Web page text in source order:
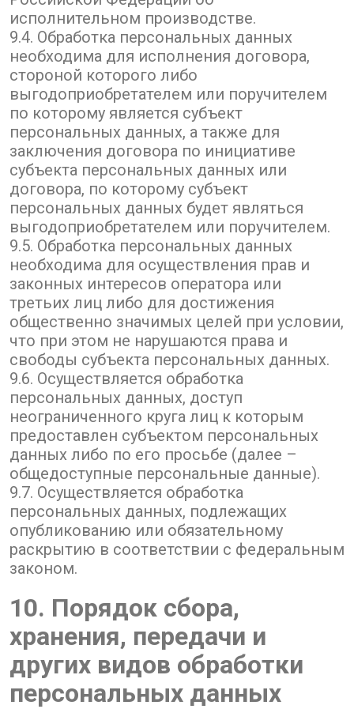
исполнительном производстве.
9.4. Обработка персональных данных
необходима для исполнения договора,
стороной которого либо
выгодоприобретателем или поручителем
по которому является субъект
персональных данных, а также для
заключения договора по инициативе
субъекта персональных данных или
договора, по которому субъект
персональных данных будет являться
выгодоприобретателем или поручителем.
9.5. Обработка персональных данных
необходима для осуществления прав и
законных интересов оператора или
третьих лиц либо для достижения
общественно значимых целей при условии,
что при этом не нарушаются права и
свободы субъекта персональных данных.
9.6. Осуществляется обработка
персональных данных, доступ
неограниченного круга лиц к которым
предоставлен субъектом персональных
данных либо по его просьбе (далее –
общедоступные персональные данные).
9.7. Осуществляется обработка
персональных данных, подлежащих
опубликованию или обязательному
раскрытию в соответствии с федеральным
законом.
10. Порядок сбора,
хранения, передачи и
других видов обработки
персональных данных